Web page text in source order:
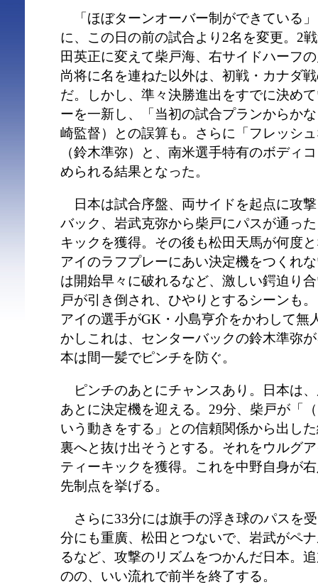
「ほぼターンオーバー制ができている
に、この日の前の試合より2名を変更。2
田英正に変えて柴戸海、右サイドハーフ
尚将に名を連ねた以外は、初戦・カナダ
だ。しかし、準々決勝進出をすでに決め
ーを一新し、「当初の試合プランからか
崎監督）との誤算も。さらに「フレッシ
（鈴木準弥）と、南米選手特有のボディ
められる結果となった。
日本は試合序盤、両サイドを起点に攻
バック、岩武克弥から柴戸にパスが通っ
キックを獲得。その後も松田天馬が何度
アイのラフプレーにあい決定機をつくれ
は開始早々に破れるなど、激しい鍔迫り
戸が引き倒され、ひやりとするシーンも
アイの選手がGK・小島亨介をかわして無
かしこれは、センターバックの鈴木準弥
本は間一髪でピンチを防ぐ。
ピンチのあとにチャンスあり。日本は
あとに決定機を迎える。29分、柴戸が「
いう動きをする」との信頼関係から出し
裏へと抜け出そうとする。それをウルグ
ティーキックを獲得。これを中野自身が
先制点を挙げる。
さらに33分には旗手の浮き球のパスを
分にも重廣、松田とつないで、岩武がペ
るなど、攻撃のリズムをつかんだ日本。
のの、いい流れで前半を終了する。